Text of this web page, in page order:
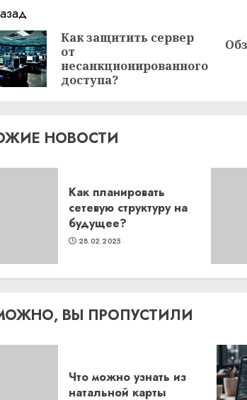
запись:
Как защитить сервер
от
несанкционированного
доступа?
запись:
НОВОСТИ
Как планировать
сетевую структуру на
будущее?
28.02.2025
ВЫ ПРОПУСТИЛИ
Что можно узнать из
натальной карты